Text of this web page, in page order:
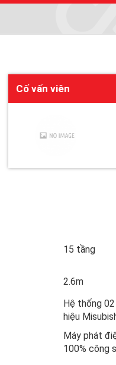
Cố vấn viên
15 tầng
2.6m
Hệ thống
hiệu
Máy phát
100% công